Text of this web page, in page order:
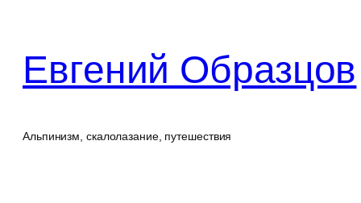
содержимому
Евгений Образцов
Альпинизм, скалолазание, путешествия